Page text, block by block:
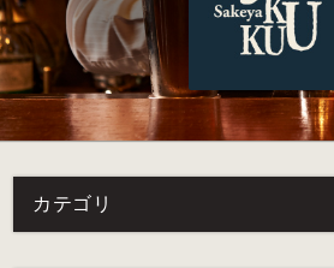
カテゴリ